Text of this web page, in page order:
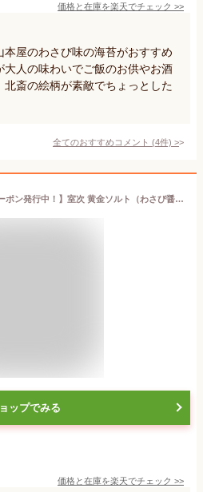
価格と在庫を楽天でチェック >>
屋のわさび味の海苔がおすすめ
大人の味わいでご飯のお供やお酒
斎の絵柄が素敵でちょっとした
全てのおすすめコメント (4件) >
【スーパーSALE限定クーポン発行中！】室次 黄金ソルト（わさび醤油）20g 醤油醸造場
ップでみる
価格と在庫を楽天でチェック >>